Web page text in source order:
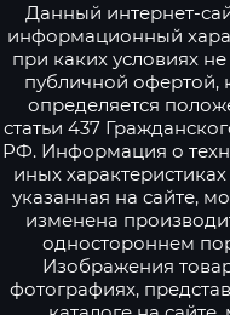
Данный интернет-
информационный
при каких условиях не
публичной офертой,
определяется
статьи 437
РФ. Информация о
иных
указанная на сайте,
изменена
одностороннем
Изображения
фотографиях,